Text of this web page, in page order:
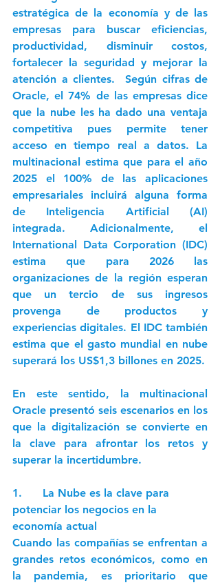
estratégica de la economía y de las
empresas para buscar eficiencias,
productividad, disminuir costos,
fortalecer la seguridad y mejorar la
atención a clientes.  Según cifras de
Oracle, el 74% de las empresas dice
que la nube les ha dado una ventaja
competitiva pues permite tener
acceso en tiempo real a datos. La
multinacional estima que para el año
2025 el 100% de las aplicaciones
empresariales incluirá alguna forma
de Inteligencia Artificial (AI)
integrada. Adicionalmente, el
International Data Corporation (IDC)
estima que para 2026 las
organizaciones de la región esperan
que un tercio de sus ingresos
provenga de productos y
experiencias digitales. El IDC también
estima que el gasto mundial en nube
superará los US$1,3 billones en 2025.
En este sentido, la multinacional
Oracle presentó seis escenarios en los
que la digitalización se convierte en
la clave para afrontar los retos y
superar la incertidumbre.
1.      La Nube es la clave para
potenciar los negocios en la
economía actual
Cuando las compañías se enfrentan a
grandes retos económicos, como en
la pandemia, es prioritario que